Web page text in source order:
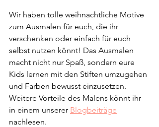
Wir haben tolle weihnachtliche Motive
zum Ausmalen für euch, die ihr
verschenken oder einfach für euch
selbst nutzen könnt! Das Ausmalen
macht nicht nur Spaß, sondern eure
Kids lernen mit den Stiften umzugehen
und Farben bewusst einzusetzen.
Weitere Vorteile des Malens könnt ihr
in einem unserer Blogbeiträge
nachlesen.